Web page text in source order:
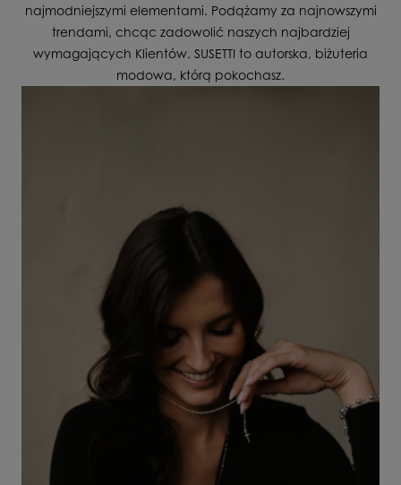
najmodniejszymi elementami. Podążamy za najnowszymi
trendami, chcąc zadowolić naszych najbardziej
wymagających Klientów. SUSETTI to autorska, biżuteria
modowa, którą pokochasz.